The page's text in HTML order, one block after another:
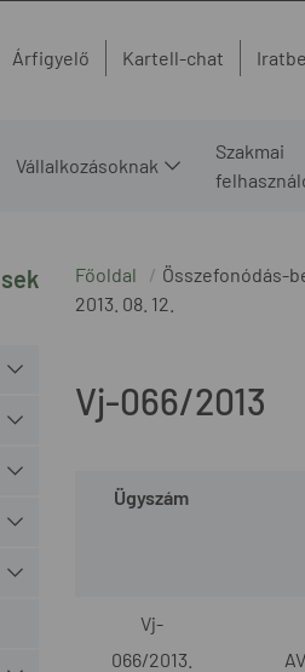
Árfigyelő Kartell-chat
Vállalkozásoknak
Szakmai
Főoldal
Összefonódás-
2013. 08. 12.
Vj-066/2013
Ügyszám
Vj-
066/2013.